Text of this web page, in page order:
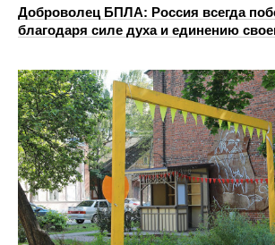
Доброволец БПЛА: Россия всегда
благодаря силе духа и единению